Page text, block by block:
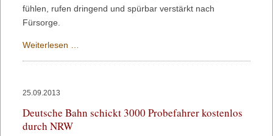
fühlen, rufen dringend und spürbar verstärkt nach
Fürsorge.
Weiterlesen …
Pflegebedürftigkeit
25.09.2013
Deutsche Bahn schickt 3000 Probefahrer kostenlos
durch NRW